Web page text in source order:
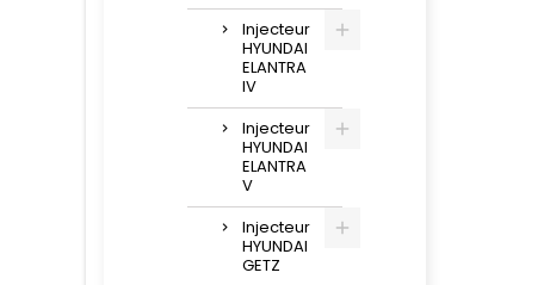
Injecteur
HYUNDAI
ELANTRA
IV
Injecteur
HYUNDAI
ELANTRA
V
Injecteur
HYUNDAI
GETZ